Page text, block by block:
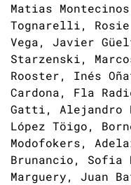
Matias
Tognarelli,
Vega, Javier
Starzenski,
Rooster, Inés
Cardona, Fla
Gatti, Alejandro
López Töigo,
Modofokers,
Brunancio, Sofia
Marguery, Juan